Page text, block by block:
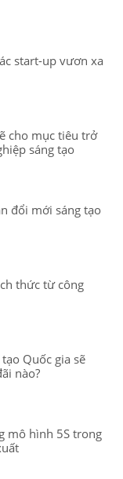
start-up vươn xa
cho mục tiêu trở
sáng tạo
đổi mới sáng tạo
thức từ công
Quốc gia sẽ
nào?
mô hình 5S trong